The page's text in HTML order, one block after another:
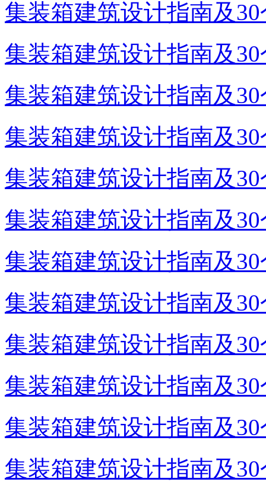
集装箱建筑设计指南及
集装箱建筑设计指南及
集装箱建筑设计指南及
集装箱建筑设计指南及
集装箱建筑设计指南及
集装箱建筑设计指南及
集装箱建筑设计指南及
集装箱建筑设计指南及
集装箱建筑设计指南及
集装箱建筑设计指南及
集装箱建筑设计指南及
集装箱建筑设计指南及